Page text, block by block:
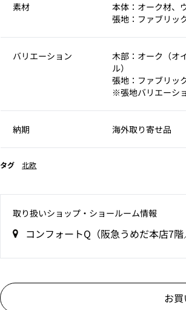
素材
本体：オーク材、
張地：ファブリッ
バリエーション
木部：オーク（オ
ル）
張地：ファブリッ
※張地バリエーシ
納期 海外取り寄せ品
タグ 北欧
取り扱いショップ‧ショールーム情報
コンフォートQ（阪急うめだ本店7階
お